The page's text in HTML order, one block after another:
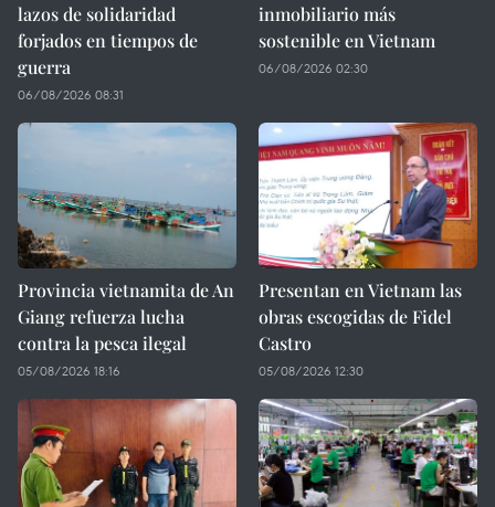
lazos de solidaridad
forjados en tiempos de
guerra
06/08/2026 08:31
inmobiliario más
sostenible en Vietnam
06/08/2026 02:30
Provincia vietnamita de An
Giang refuerza lucha
contra la pesca ilegal
05/08/2026 18:16
Presentan en Vietnam las
obras escogidas de Fidel
Castro
05/08/2026 12:30